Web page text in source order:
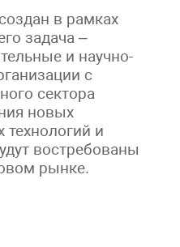
в рамках
задача –
и научно-
с
сектора
новых
технологий и
востребованы
рынке.